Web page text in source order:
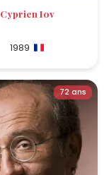
Cyprien Iov
1989
72 ans